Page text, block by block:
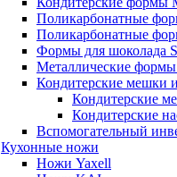
Поликарбонатные
Поликарбонатные
Формы для шоколада
Металлические
Кондитерские мешки
Кондитерские
Кондитерские
Вспомогательный
Кухонные ножи
Ножи Yaxell